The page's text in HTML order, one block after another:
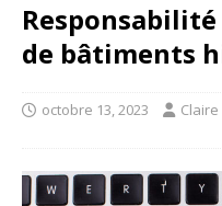
de bâtiments
octobre 13, 2023